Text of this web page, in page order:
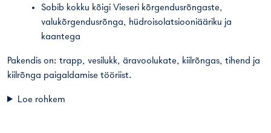
Sobib kokku kõigi Vieseri kõrgendusrõngaste,
valukõrgendusrõnga, hüdroisolatsiooniääriku ja
kaantega
Pakendis on: trapp, vesilukk, äravoolukate, kiilrõngas, tihend ja
kiilrõnga paigaldamise tööriist.
Loe rohkem